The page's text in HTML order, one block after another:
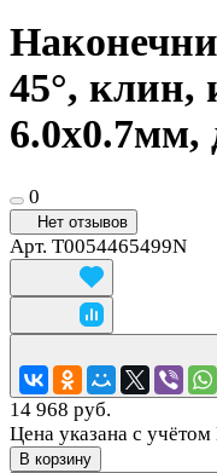
45°, клин,
6.0х0.7мм,
0
Нет отзывов
Арт. T0054465499N
14 968 руб.
Цена указана с
В корзину